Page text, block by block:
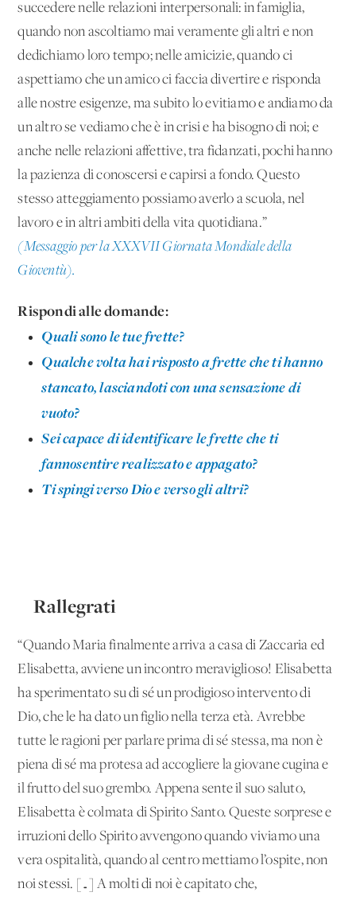
succedere nelle relazioni interpersonali: in famiglia,
quando non ascoltiamo mai veramente gli altri e non
dedichiamo loro tempo; nelle amicizie, quando ci
aspettiamo che un amico ci faccia divertire e risponda
alle nostre esigenze, ma subito lo evitiamo e andiamo da
un altro se vediamo che è in crisi e ha bisogno di noi; e
anche nelle relazioni affettive, tra fidanzati, pochi hanno
la pazienza di conoscersi e capirsi a fondo. Questo
stesso atteggiamento possiamo averlo a scuola, nel
lavoro e in altri ambiti della vita quotidiana.”
(Messaggio per la XXXVII Giornata Mondiale della
Gioventù).
Rispondi alle domande:
Quali sono le tue frette?
Qualche volta hai risposto a frette che ti hanno
stancato, lasciandoti con una sensazione di
vuoto?
Sei capace di identificare le frette che ti
fannosentire realizzato e appagato?
Ti spingi verso Dio e verso gli altri?
Rallegrati
“Quando Maria finalmente arriva a casa di Zaccaria ed
Elisabetta, avviene un incontro meraviglioso! Elisabetta
ha sperimentato su di sé un prodigioso intervento di
Dio, che le ha dato un figlio nella terza età. Avrebbe
tutte le ragioni per parlare prima di sé stessa, ma non è
piena di sé ma protesa ad accogliere la giovane cugina e
il frutto del suo grembo. Appena sente il suo saluto,
Elisabetta è colmata di Spirito Santo. Queste sorprese e
irruzioni dello Spirito avvengono quando viviamo una
vera ospitalità, quando al centro mettiamo l’ospite, non
noi stessi. […] A molti di noi è capitato che,